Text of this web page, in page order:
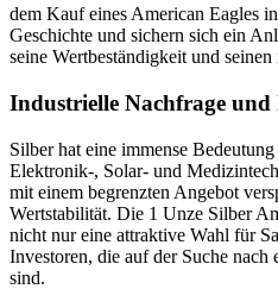
dem Kauf eines American Eagles
Geschichte und sichern sich ein
seine Wertbeständigkeit und
Industrielle Nachfrage und
Silber hat eine immense
Elektronik-, Solar- und
mit einem begrenzten Angebot
Wertstabilität. Die 1 Unze Silber
nicht nur eine attraktive Wahl für
Investoren, die auf der Suche nach
sind.